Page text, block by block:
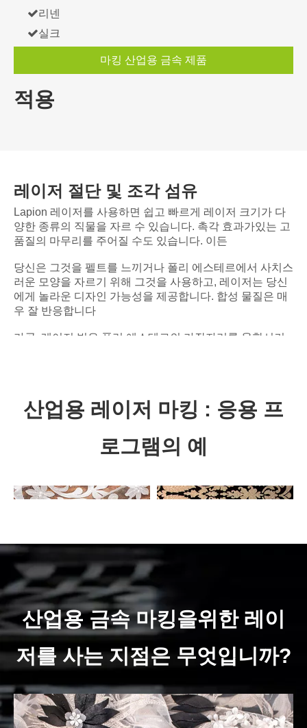
리넨
실크
마킹 산업용 금속 제품
적용
 레이스
레이저 절단 및 조각 섬유
Lapion 레이저를 사용하면 쉽고 빠르게 레이저 크기가 다
양한 종류의 직물을 자르 수 있습니다. 촉각 효과가있는 고
품질의 마무리를 주어질 수도 있습니다. 이든
당신은 그것을 펠트를 느끼거나 폴리 에스테르에서 사치스
러운 모양을 자르기 위해 그것을 사용하고, 레이저는 당신
에게 놀라운 디자인 가능성을 제공합니다. 합성 물질은 매
우 잘 반응합니다
가공, 레이저 빔은 폴리 에스테르의 가장자리를 융합시키
산업용 레이저 마킹 : 응용 프
로그램의 예
산업용 금속 마킹을위한 레이
저를 사는 지점은 무엇입니까?